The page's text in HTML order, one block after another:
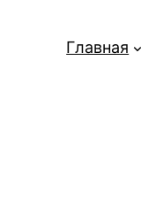
Главная